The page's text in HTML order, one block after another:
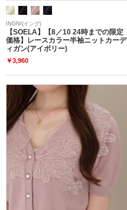
INGNI(イング)
【SOELA】【8／10 24時までの限定
価格】レースカラー半袖ニットカーデ
ィガン(アイボリー)
￥3,960